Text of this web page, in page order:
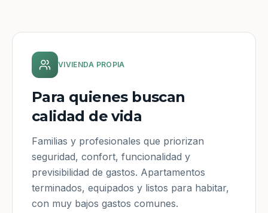
VIVIENDA PROPIA
Para quienes buscan
calidad de vida
Familias y profesionales que priorizan
seguridad, confort, funcionalidad y
previsibilidad de gastos. Apartamentos
terminados, equipados y listos para habitar,
con muy bajos gastos comunes.